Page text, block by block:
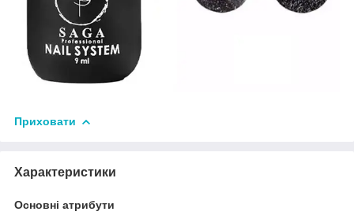
Приховати
Характеристики
Основні атрибути